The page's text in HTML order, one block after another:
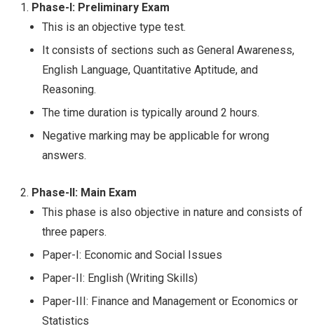
Phase-I: Preliminary Exam
This is an objective type test.
It consists of sections such as General Awareness,
English Language, Quantitative Aptitude, and
Reasoning.
The time duration is typically around 2 hours.
Negative marking may be applicable for wrong
answers.
Phase-II: Main Exam
This phase is also objective in nature and consists of
three papers.
Paper-I: Economic and Social Issues
Paper-II: English (Writing Skills)
Paper-III: Finance and Management or Economics or
Statistics